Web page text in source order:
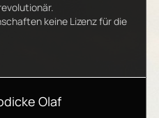
keine Lizenz für die
Olaf